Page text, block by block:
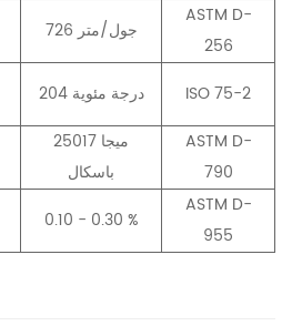
726 جول/متر
ASTM D-
256
204 درجة مئوية ISO 75-2
25017 ميجا
باسكال
ASTM D-
790
0.10 - 0.30 %
ASTM D-
955